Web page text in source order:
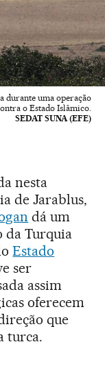
durante uma operação
o Estado Islâmico.
SEDAT SUNA (EFE)
nesta
de Jarablus,
dá um
da Turquia
Estado
ser
assim
oferecem
que
turca.